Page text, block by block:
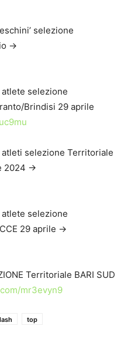
selezione
->
selezione
Brindisi 29 aprile
selezione Territoriale
2024 ->
selezione
29 aprile ->
Territoriale BARI SUD
mr3evyn9
top